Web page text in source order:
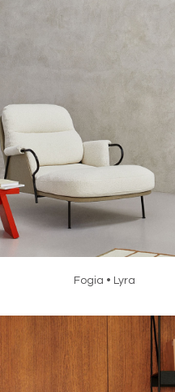
Fogia • Lyra